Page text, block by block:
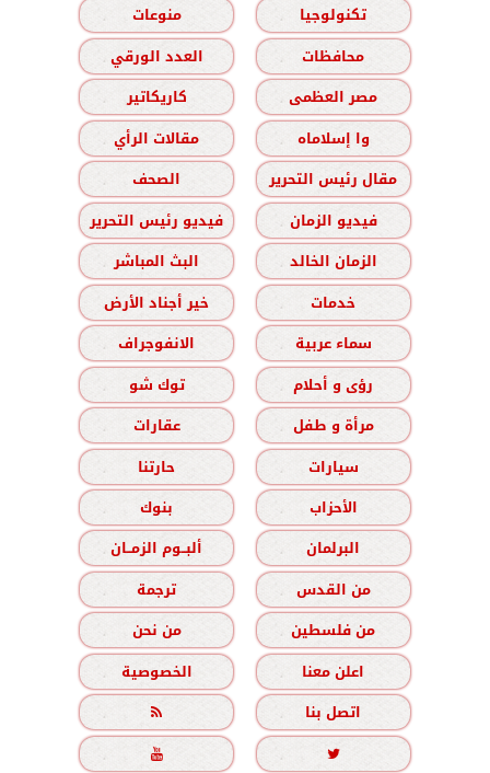
تكنولوجيا
منوعات
محافظات
العدد الورقي
مصر العظمى
كاريكاتير
وا إسلاماه
مقالات الرأي
مقال رئيس التحرير
الصحف
فيديو الزمان
فيديو رئيس التحرير
الزمان الخالد
البث المباشر
خدمات
خير أجناد الأرض
سماء عربية
الانفوجراف
رؤى و أحلام
توك شو
مرأة و طفل
عقارات
سيارات
حارتنا
الأحزاب
بنوك
البرلمان
ألبــوم الزمــان
من القدس
ترجمة
من فلسطين
من نحن
اعلن معنا
الخصوصية
اتصل بنا


